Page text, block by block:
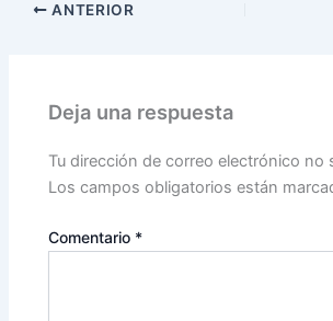
ANTERIOR
Deja una respuesta
Tu dirección de correo electrónico no
Los campos obligatorios están
Comentario *